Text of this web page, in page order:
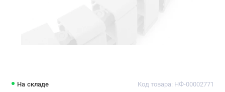
На складе Код товара: НФ-00002771